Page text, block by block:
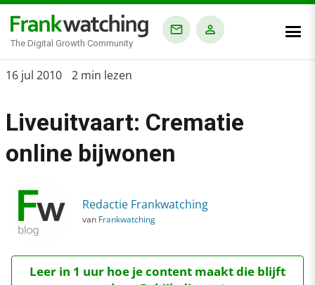
The Digital Growth Community
Home
Blog
Liveuitvaart: Crematie online bijwonen
16 jul 2010 2 min lezen
Liveuitvaart: Crematie
online bijwonen
Redactie Frankwatching
van Frankwatching
Leer in 1 uur hoe je content maakt die blijft